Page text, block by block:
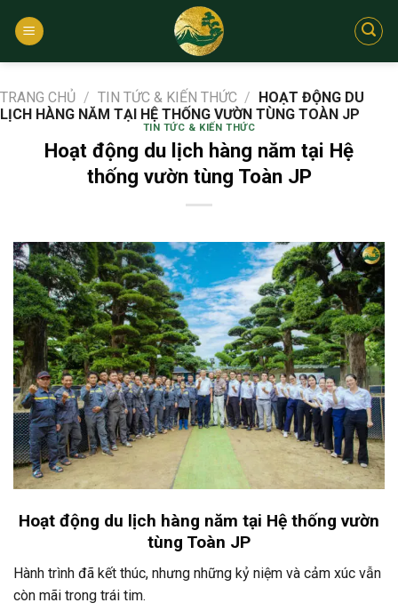
qua
TRANG CHỦ / TIN TỨC & KIẾN THỨC / HOẠT ĐỘNG DU
LỊCH HÀNG NĂM TẠI HỆ THỐNG VƯỜN TÙNG TOÀN JP
TIN TỨC & KIẾN THỨC
Hoạt động du lịch hàng năm tại Hệ
thống vườn tùng Toàn JP
Hoạt động du lịch hàng năm tại Hệ thống vườn
tùng Toàn JP
Hành trình đã kết thúc, nhưng những kỷ niệm và cảm xúc vẫn
còn mãi trong trái tim.